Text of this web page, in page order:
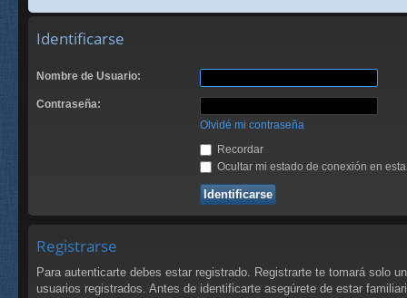
Identificarse
Nombre de Usuario:
Contraseña:
Olvidé mi contraseña
Recordar
Ocultar mi estado de conexión en
Registrarse
Para autenticarte debes estar registrado. Registrarte te tomará solo
usuarios registrados. Antes de identificarte asegúrete de estar